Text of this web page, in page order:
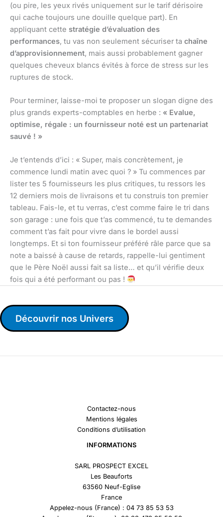
(ou pire, les yeux rivés uniquement sur le tarif dérisoire
qui cache toujours une douille quelque part). En
appliquant cette stratégie d’évaluation des
performances, tu vas non seulement sécuriser ta chaîne
d’approvisionnement, mais aussi probablement gagner
quelques cheveux blancs évités à force de stress sur les
ruptures de stock.
Pour terminer, laisse-moi te proposer un slogan digne des
plus grands experts-comptables en herbe : « Evalue,
optimise, régale : un fournisseur noté est un partenariat
sauvé ! »
Je t’entends d’ici : « Super, mais concrètement, je
commence lundi matin avec quoi ? » Tu commences par
lister tes 5 fournisseurs les plus critiques, tu ressors les
12 derniers mois de livraisons et tu construis ton premier
tableau. Fais-le, et tu verras, c’est comme faire le tri dans
son garage : une fois que t’as commencé, tu te demandes
comment t’as fait pour vivre dans le bordel aussi
longtemps. Et si ton fournisseur préféré râle parce que sa
note a baissé à cause de retards, rappelle-lui gentiment
que le Père Noël aussi fait sa liste… et qu’il vérifie deux
fois qui a été performant ou pas !
Découvrir nos Univers
Contactez-nous
Mentions légales
Conditions d’utilisation
INFORMATIONS
SARL PROSPECT EXCEL
Les Beauforts
63560 Neuf-Eglise
France
Appelez-nous (France) : 04 73 85 53 53